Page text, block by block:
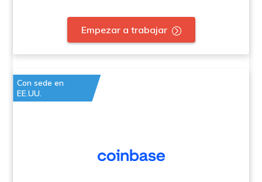
Empezar a trabajar
Con sede en
EE.UU.